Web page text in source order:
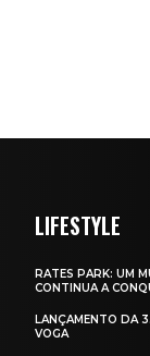
LIFESTYLE
RATES PARK: UM
CONTINUA A
LANÇAMENTO DA
VOGA